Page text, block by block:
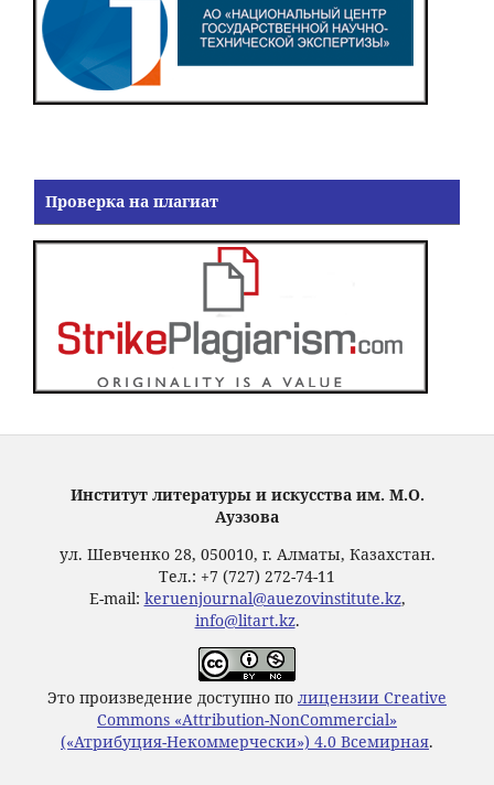
Проверка на плагиат
Институт литературы и искусства им. М.О.
Ауэзова
ул. Шевченко 28, 050010, г. Алматы, Казахстан.
Тел.: +7 (727) 272-74-11
E-mail: keruenjournal@auezovinstitute.kz,
info@litart.kz.
Это произведение доступно по лицензии Creative
Commons «Attribution-NonCommercial»
(«Атрибуция-Некоммерчески») 4.0 Всемирная.